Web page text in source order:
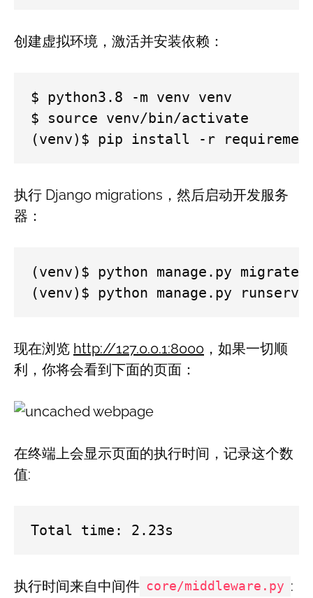
创建虚拟环境，激活并安装依赖：
$ python3.8 -m venv venv
$ source venv/bin/activate
(venv)$ pip install -r
执行 Django migrations，然后启动开发服务
器：
(venv)$ python manage.py migrate
(venv)$ python manage.py
现在浏览 http://127.0.0.1:8000 ，如果一切顺
利，你将会看到下面的页面：
在终端上会显示页面的执行时间，记录这个数
值:
Total time: 2.23s
执行时间来自中间件 core/middleware.py :